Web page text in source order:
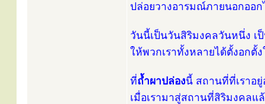
ปล่อยวางอารมณ์ภายนอกออ
วันนี้เป็นวันสิริมงคลวันหนึ่ง เ
ให้พวกเราทั้งหลายได้ตั้งอกตั้
ที่ถ้ำผาปล่องนี้ สถานที่ที่เราอ
เมื่อเรามาสู่สถานที่สิริมงคล